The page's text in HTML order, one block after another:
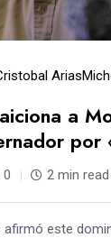
Arias
a
por
0 2 min read
afirmó este